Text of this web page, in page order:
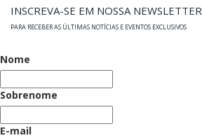
INSCREVA-SE EM NOSSA NEWSLETTER
PARA RECEBER AS ÚLTIMAS NOTÍCIAS E EVENTOS EXCLUSIVOS
Nome
Sobrenome
E-mail